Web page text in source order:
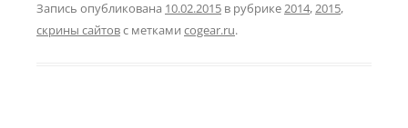
Запись опубликована 10.02.2015 в рубрике2014,2015,
скрины сайтовс метками cogear.ru.